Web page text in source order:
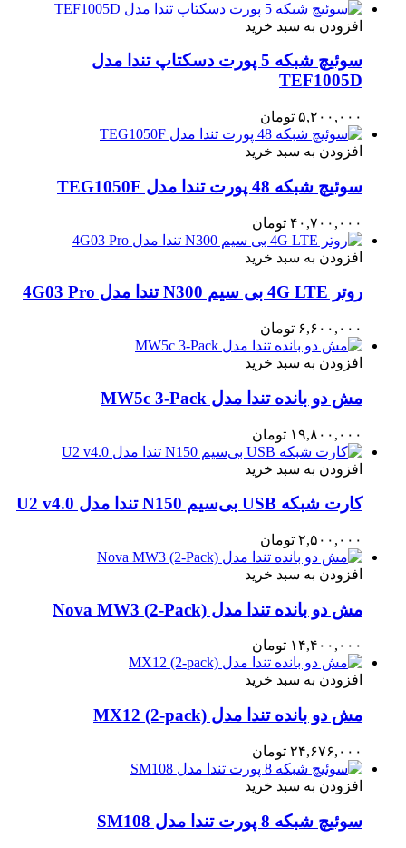
افزودن به سبد خرید
سوئیچ شبکه 5 پورت دسکتاپ تندا مدل
TEF1005D
۵,۲۰۰,۰۰۰ تومان
افزودن به سبد خرید
سوئیچ شبکه 48 پورت تندا مدل TEG1050F
۴۰,۷۰۰,۰۰۰ تومان
افزودن به سبد خرید
روتر 4G LTE بی سیم N300 تندا مدل 4G03 Pro
۶,۶۰۰,۰۰۰ تومان
افزودن به سبد خرید
مش دو بانده تندا مدل MW5c 3-Pack
۱۹,۸۰۰,۰۰۰ تومان
افزودن به سبد خرید
کارت شبکه USB بی‌سیم N150 تندا مدل U2 v4.0
۲,۵۰۰,۰۰۰ تومان
افزودن به سبد خرید
مش دو بانده تندا مدل Nova MW3 (2-Pack)
۱۴,۴۰۰,۰۰۰ تومان
افزودن به سبد خرید
مش دو بانده تندا مدل MX12 (2-pack)
۲۴,۶۷۶,۰۰۰ تومان
افزودن به سبد خرید
سوئیچ شبکه 8 پورت تندا مدل SM108